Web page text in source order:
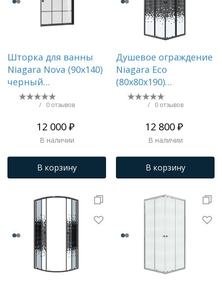
Шторка для ванны
Niagara Nova (90х140)
черный
матовый,стекло
прозрачное с
место NG-08-90BLACK
/ 0 отзывов
12 000 ₽
В наличии
В корзину
Душевое ограждение
Niagara Eco
(80х80х190)
мозаика,1 место NG-
/ 0 отзывов
12 800 ₽
В наличии
В корзину